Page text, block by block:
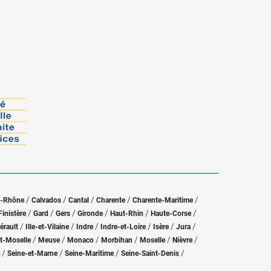
Rhône/ Calvados / Cantal / Charente / Charente-Maritime/
Finistère/ Gard / Gers / Gironde/ Haut-Rhin / Haute-Corse/
/ Ille-et-Vilaine/ Indre/ Indre-et-Loire/ Isère/ Jura /
Moselle/ Meuse/ Monaco / Morbihan / Moselle/ Nièvre /
/ Seine-et-Marne/ Seine-Maritime/ Seine-Saint-Denis /